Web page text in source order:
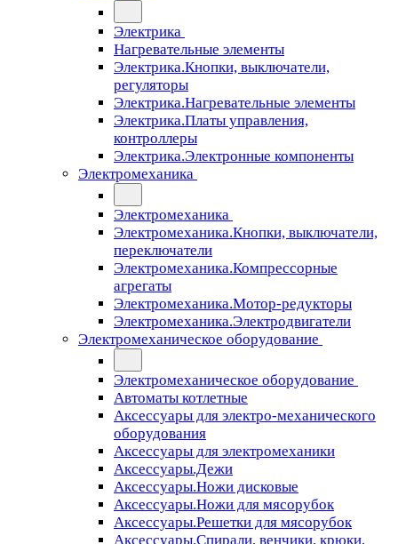
Электрика
Нагревательные элементы
Электрика.Кнопки, выключатели,
регуляторы
Электрика.Нагревательные элементы
Электрика.Платы управления,
контроллеры
Электрика.Электронные компоненты
Электромеханика
Электромеханика
Электромеханика.Кнопки, выключатели,
переключатели
Электромеханика.Компрессорные
агрегаты
Электромеханика.Мотор-редукторы
Электромеханика.Электродвигатели
Электромеханическое оборудование
Электромеханическое оборудование
Автоматы котлетные
Аксессуары для электро-механического
оборудования
Аксессуары для электромеханики
Аксессуары.Дежи
Аксессуары.Ножи дисковые
Аксессуары.Ножи для мясорубок
Аксессуары.Решетки для мясорубок
Аксессуары.Спирали, венчики, крюки,